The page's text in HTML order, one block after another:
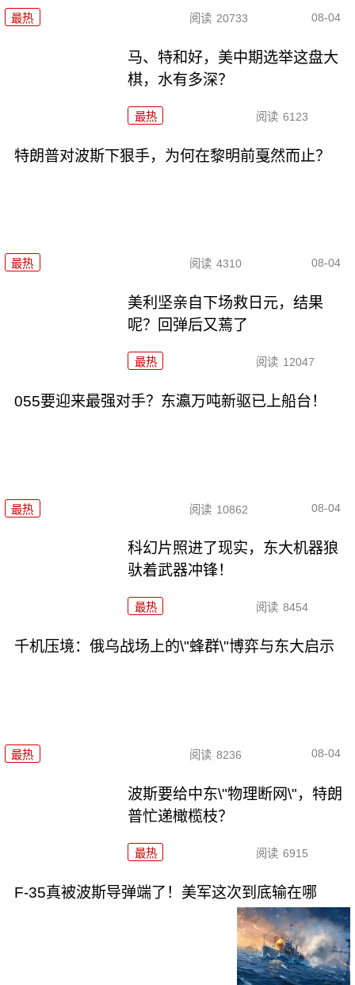
最热 阅读 20733 08-04
马、特和好，美中期选举这盘大
棋，水有多深？
最热 阅读 6123
特朗普对波斯下狠手，为何在黎明前戛然而止？
最热 阅读 4310 08-04
美利坚亲自下场救日元，结果
呢？回弹后又蔫了
最热 阅读 12047
055要迎来最强对手？东瀛万吨新驱已上船台！
最热 阅读 10862 08-04
科幻片照进了现实，东大机器狼
驮着武器冲锋！
最热 阅读 8454
千机压境：俄乌战场上的\"蜂群\"博弈与东大启示
最热 阅读 8236 08-04
波斯要给中东\"物理断网\"，特朗
普忙递橄榄枝？
最热 阅读 6915
F-35真被波斯导弹端了！美军这次到底输在哪